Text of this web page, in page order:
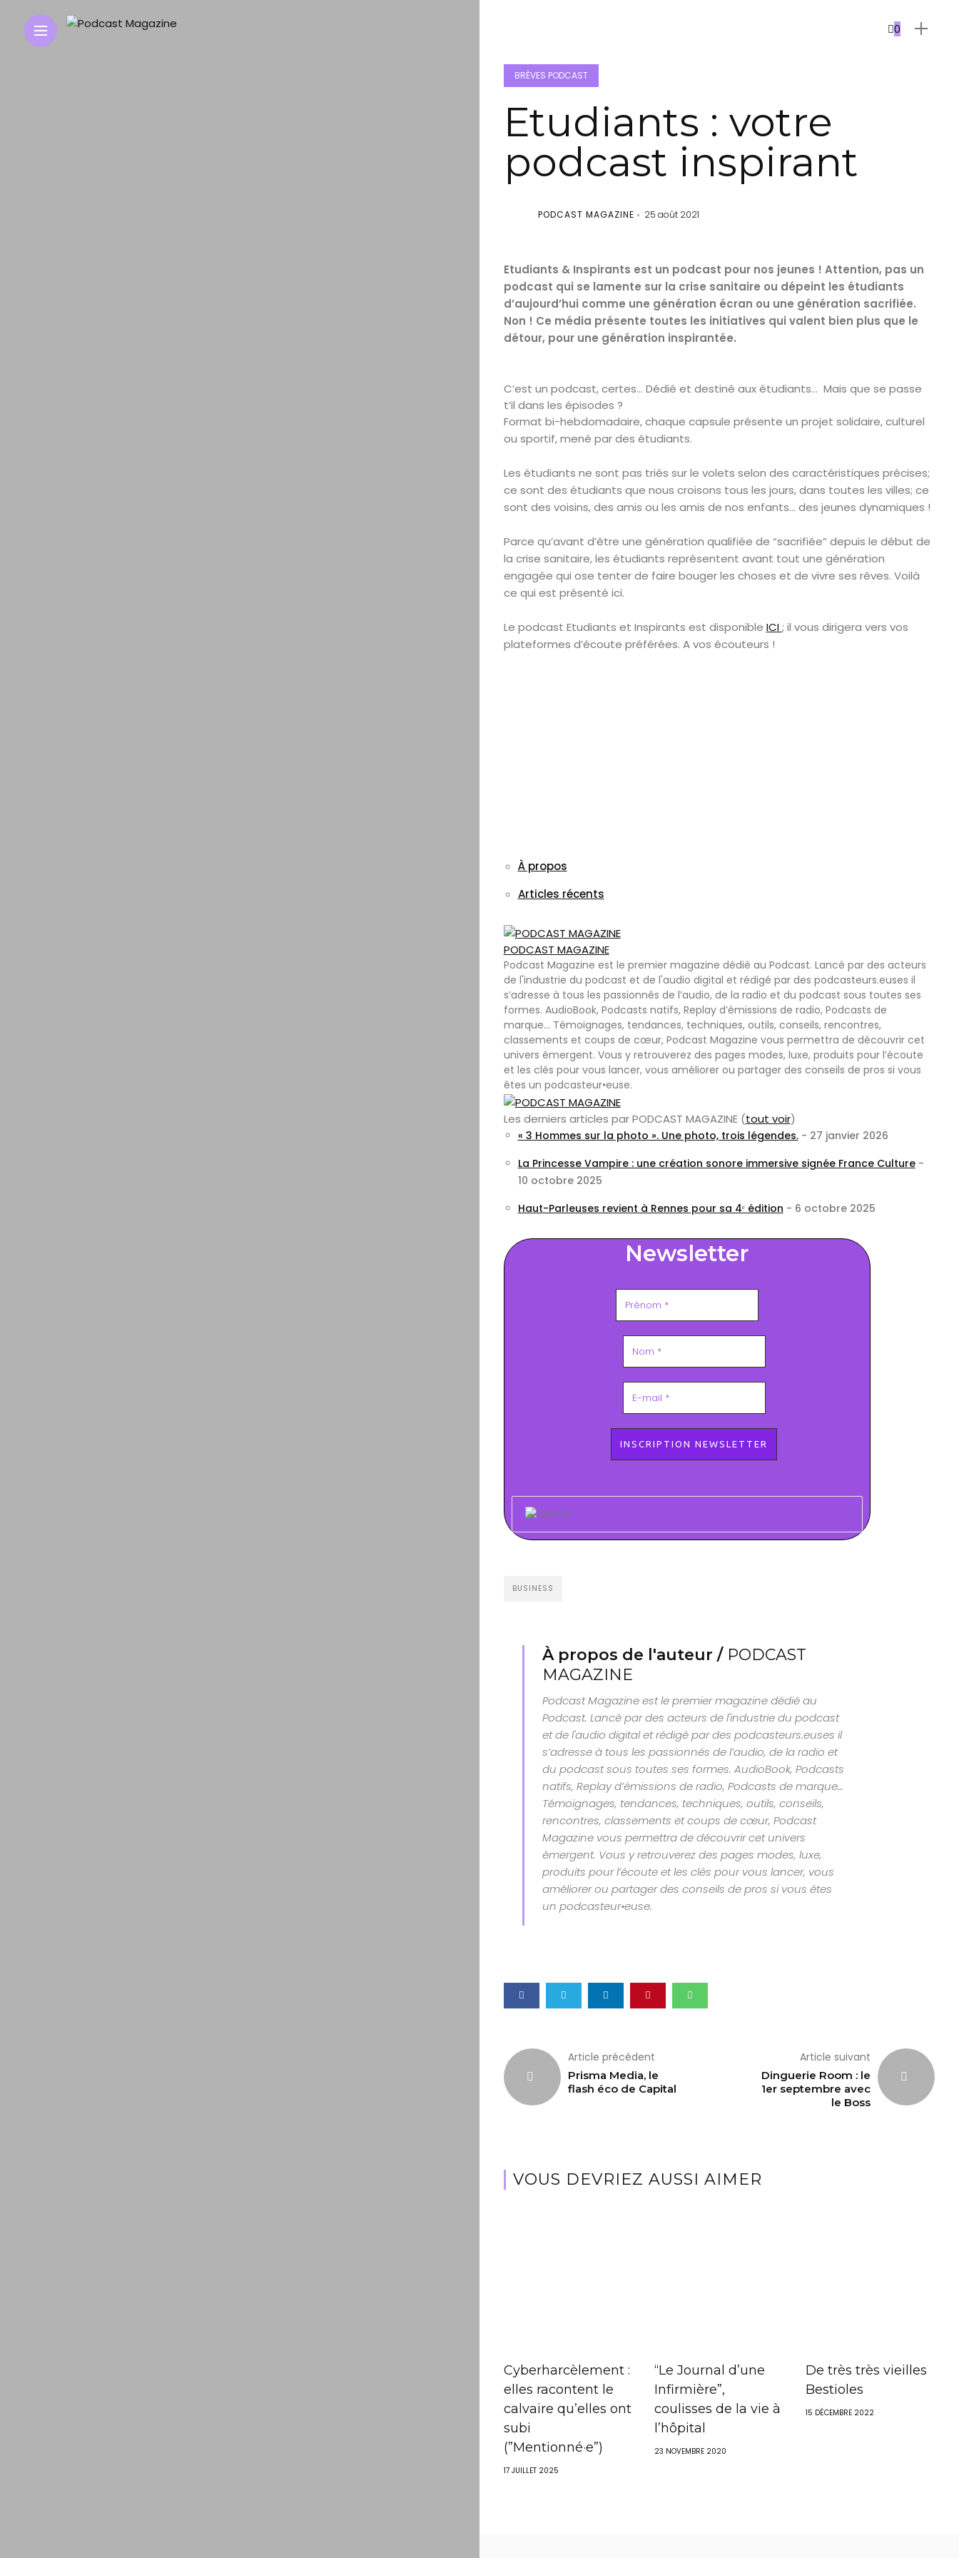
0
BRÈVES PODCAST
Etudiants : votre
podcast inspirant
PODCAST MAGAZINE 25 août 2021
Etudiants & Inspirants est un podcast pour nos jeunes ! Attention, pas un
podcast qui se lamente sur la crise sanitaire ou dépeint les étudiants
d’aujourd’hui comme une génération écran ou une génération sacrifiée.
Non ! Ce média présente toutes les initiatives qui valent bien plus que le
détour, pour une génération inspirantée.
C’est un podcast, certes… Dédié et destiné aux étudiants… Mais que se passe
t’il dans les épisodes ?
Format bi-hebdomadaire, chaque capsule présente un projet solidaire, culturel
ou sportif, mené par des étudiants.
Les étudiants ne sont pas triés sur le volets selon des caractéristiques précises;
ce sont des étudiants que nous croisons tous les jours, dans toutes les villes; ce
sont des voisins, des amis ou les amis de nos enfants… des jeunes dynamiques !
Parce qu’avant d’être une génération qualifiée de “sacrifiée” depuis le début de
la crise sanitaire, les étudiants représentent avant tout une génération
engagée qui ose tenter de faire bouger les choses et de vivre ses rêves. Voilà
ce qui est présenté ici.
Le podcast Etudiants et Inspirants est disponible ICI; il vous dirigera vers vos
plateformes d’écoute préférées. A vos écouteurs !
À propos
Articles récents
PODCAST MAGAZINE
Podcast Magazine est le premier magazine dédié au Podcast. Lancé par des acteurs
de l'industrie du podcast et de l'audio digital et rédigé par des podcasteurs.euses il
s’adresse à tous les passionnés de l’audio, de la radio et du podcast sous toutes ses
formes. AudioBook, Podcasts natifs, Replay d’émissions de radio, Podcasts de
marque… Témoignages, tendances, techniques, outils, conseils, rencontres,
classements et coups de cœur, Podcast Magazine vous permettra de découvrir cet
univers émergent. Vous y retrouverez des pages modes, luxe, produits pour l’écoute
et les clés pour vous lancer, vous améliorer ou partager des conseils de pros si vous
êtes un podcasteur•euse.
Les derniers articles par PODCAST MAGAZINE (tout voir)
« 3 Hommes sur la photo ». Une photo, trois légendes.- 27 janvier 2026
La Princesse Vampire : une création sonore immersive signée France Culture-
10 octobre 2025
Haut-Parleuses revient à Rennes pour sa 4ᵉ édition - 6 octobre 2025
Newsletter
BUSINESS
À propos de l'auteur / PODCAST
MAGAZINE
Podcast Magazine est le premier magazine dédié au
Podcast. Lancé par des acteurs de l'industrie du podcast
et de l'audio digital et rédigé par des podcasteurs.euses il
s’adresse à tous les passionnés de l’audio, de la radio et
du podcast sous toutes ses formes. AudioBook, Podcasts
natifs, Replay d’émissions de radio, Podcasts de marque…
Témoignages, tendances, techniques, outils, conseils,
rencontres, classements et coups de cœur, Podcast
Magazine vous permettra de découvrir cet univers
émergent. Vous y retrouverez des pages modes, luxe,
produits pour l’écoute et les clés pour vous lancer, vous
améliorer ou partager des conseils de pros si vous êtes
un podcasteur•euse.
Article précédent
Prisma Media, le
flash éco de Capital
Article suivant
Dinguerie Room : le
1er septembre avec
le Boss
VOUS DEVRIEZ AUSSI AIMER
Cyberharcèlement :
elles racontent le
calvaire qu’elles ont
subi
(”Mentionné·e”)
17 JUILLET 2025
“Le Journal d’une
Infirmière”,
coulisses de la vie à
l’hôpital
23 NOVEMBRE 2020
De très très vieilles
Bestioles
15 DÉCEMBRE 2022